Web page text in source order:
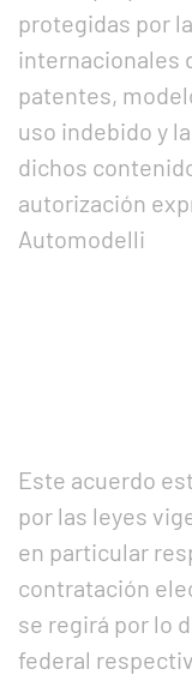
protegidas por
internacionales
patentes,
uso indebido y
dichos
autorización
Automodelli
Este acuerdo
por las leyes
en particular
contratación
se regirá por lo
federal